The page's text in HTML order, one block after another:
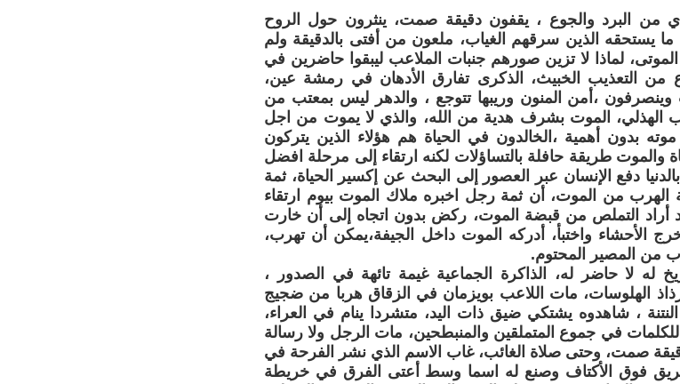
من البرد والجوع ، يقفون دقيقة صمت، ينثرون حول الروح
يستحقه الذين سرقهم الغياب، ملعون من أفتى بالدقيقة ولم
لماذا لا تزين صورهم جنبات الملاعب ليبقوا حاضرين في
نوع من التعذيب الخبيث، الذكرى تفارق الأدهان في رمشة عين،
،أمن المنون وريبها تتوجع ، والدهر ليس بمعتب من
الهذلي، الموت بشرف هدية من الله، والذي لا يموت من اجل
بدون أهمية ،الخالدون في الحياة هم هؤلاء الذين يتركون
والموت طريقة حافلة بالتساؤلات لكنه ارتقاء إلى مرحلة افضل
دفع الإنسان عبر العصور إلى البحث عن إكسير الحياة، ثمة
الهرب من الموت، أن ثمة رجل اخبره ملاك الموت بيوم ارتقاء
أراد التملص من قبضة الموت، ركض بدون اتجاه إلى أن خارت
الأحشاء واختبأ، أدركه الموت داخل الجيفة،يمكن أن تهرب،
من المصير المحتوم.
له لا حاضر له، الذاكرة الجماعية غيمة تائهة في الصدور ،
رذاذ الهلوسات، مات اللاعب بويزمان في الزقاق هربا من ضجيج
النتنة ، شاهدوه يشتكي ضيق ذات اليد، متشردا ينام في العراء،
في جموع المتملقين والمنبطحين، مات الرجل ولا رسالة
صمت، وحتى صلاة الغائب، غاب الاسم الذي نشر الفرحة في
فوق الأكتاف وصنع له اسما وسط أعتى الفرق في خريطة